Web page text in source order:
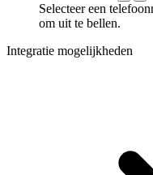
Selecteer een
om uit te bellen.
Integratie mogelijkheden